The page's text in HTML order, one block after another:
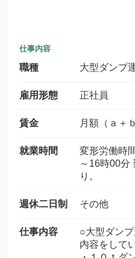
仕事内容
職種 大型ダンプ
雇用形態 正社員
賃金 月額（ａ＋
就業時間
変形労働時
～16時00分
り。
週休二日制 その他
仕事内容
○大型ダン
内容をして